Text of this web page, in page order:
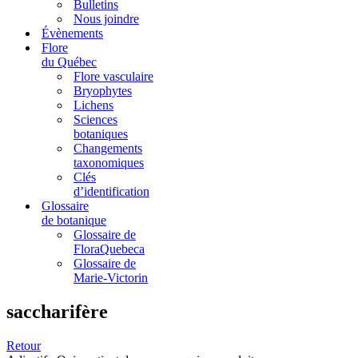
Bulletins
Nous joindre
Évènements
Flore
du Québec
Flore vasculaire
Bryophytes
Lichens
Sciences
botaniques
Changements
taxonomiques
Clés
d’identification
Glossaire
de botanique
Glossaire de
FloraQuebeca
Glossaire de
Marie-Victorin
saccharifère
Retour